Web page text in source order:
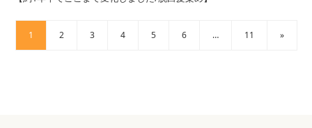
1 2 3 4 5 6 … 11 »